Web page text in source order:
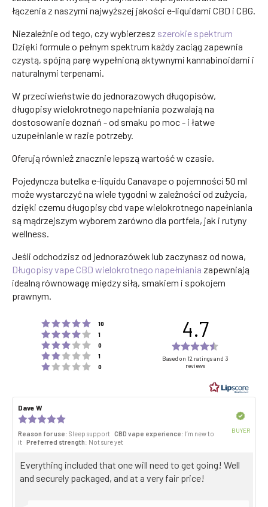
łączenia z naszymi najwyższej jakości e-liquidami CBD i CBG.
Niezależnie od tego, czy wybierzesz szerokie spektrum
Dzięki formule o pełnym spektrum każdy zaciąg zapewnia
czystą, spójną parę wypełnioną aktywnymi kannabinoidami i
naturalnymi terpenami.
W przeciwieństwie do jednorazowych długopisów,
długopisy wielokrotnego napełniania pozwalają na
dostosowanie doznań - od smaku po moc - i łatwe
uzupełnianie w razie potrzeby.
Oferują również znacznie lepszą wartość w czasie.
Pojedyncza butelka e-liquidu Canavape o pojemności 50 ml
może wystarczyć na wiele tygodni w zależności od zużycia,
dzięki czemu długopisy cbd vape wielokrotnego napełniania
są mądrzejszym wyborem zarówno dla portfela, jak i rutyny
wellness.
Jeśli odchodzisz od jednorazówek lub zaczynasz od nowa,
Długopisy vape CBD wielokrotnego napełniania zapewniają
idealną równowagę między siłą, smakiem i spokojem
prawnym.
Rating 5 out of 5 stars
10
Rating 4 out of 5 stars
1
Rating 3 out of 5 stars
0
Rating 2 out of 5 stars
1
Rating 1 out of 5 stars
0
4.7
4.7
of
5
stars
Based on 12 ratings and 3
reviews
Review
author:
Dave W
date:
5.0
out
5
stars
Reason for use: Sleep support CBD vape experience: I’m new to
it
Preferred strength: Not sure yet
BUYER
Review
text:
Everything included that one will need to get going! Well
and securely packaged, and at a very fair price!